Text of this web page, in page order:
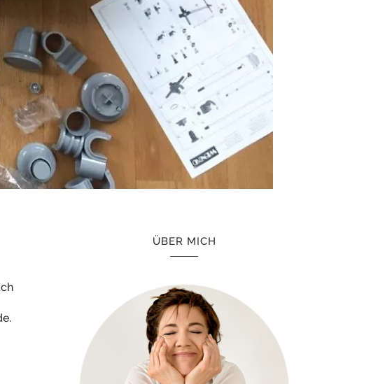
ÜBER MICH